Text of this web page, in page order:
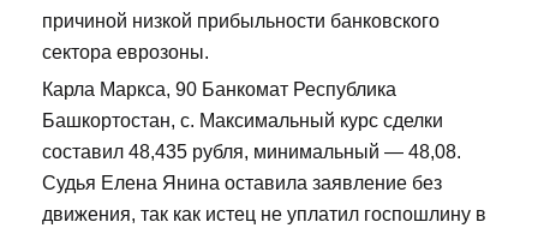
причиной низкой прибыльности банковского
сектора еврозоны.
Карла Маркса, 90 Банкомат Республика
Башкортостан, с. Максимальный курс сделки
составил 48,435 рубля, минимальный — 48,08.
Судья Елена Янина оставила заявление без
движения, так как истец не уплатил госпошлину в